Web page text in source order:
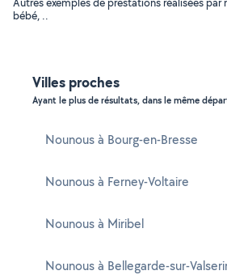
bébé, ..
Villes proches
Ayant le plus de résultats, dans le même
Nounous à Bourg-en-Bresse
Nounous à Ferney-Voltaire
Nounous à Miribel
Nounous à Bellegarde-sur-